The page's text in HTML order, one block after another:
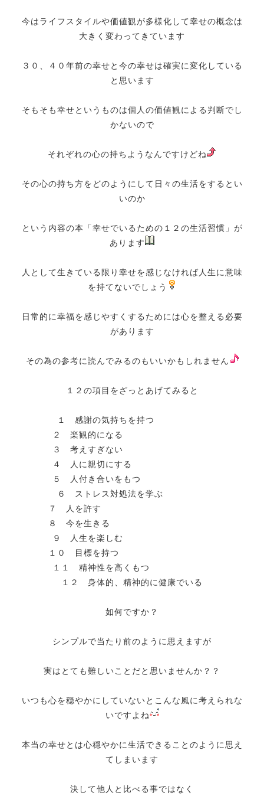
今はライフスタイルや価値観が多様化して幸せの概念は
大きく変わってきています
３０、４０年前の幸せと今の幸せは確実に変化している
と思います
そもそも幸せというものは個人の価値観による判断でし
かないので
それぞれの心の持ちようなんですけどね
その心の持ち方をどのようにして日々の生活をするとい
いのか
という内容の本「幸せでいるための１２の生活習慣」が
あります
人として生きている限り幸せを感じなければ人生に意味
を持てないでしょう
日常的に幸福を感じやすくするためには心を整える必要
があります
その為の参考に読んでみるのもいいかもしれません
１２の項目をざっとあげてみると
１ 感謝の気持ちを持つ
２ 楽観的になる
３ 考えすぎない
４ 人に親切にする
５ 人付き合いをもつ
６ ストレス対処法を学ぶ
７ 人を許す
８ 今を生きる
９ 人生を楽しむ
１０ 目標を持つ
１１ 精神性を高くもつ
１２ 身体的、精神的に健康でいる
如何ですか？
シンプルで当たり前のように思えますが
実はとても難しいことだと思いませんか？？
いつも心を穏やかにしていないとこんな風に考えられな
いですよね
本当の幸せとは心穏やかに生活できることのように思え
てしまいます
決して他人と比べる事ではなく